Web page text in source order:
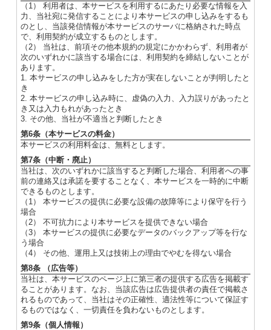
（1） 利用者は、本サービスを利用するにあたり必要な情報を入
力、当社宛に発信することにより本サービスの申し込みをするも
のとし、当該発信情報が本サービスのサーバに格納された時点
で、利用契約が成立するものとします。
（2） 当社は、前項その他本規約の規定にかかわらず、利用者が
次のいずれかに該当する場合には、利用契約を締結しないことが
あります。
1. 本サービスの申し込みをした方が実在しないことが判明したと
き
2. 本サービスの申し込み時に、虚偽の入力、入力誤りがあったと
き又は入力もれがあったとき
3. その他、当社が不適当と判断したとき
第6条（本サービスの料金）
本サービスの利用料金は、無料とします。
第7条（中断・廃止）
当社は、次のいずれかに該当すると判断した場合、利用者への事
前の連絡又は承諾を要することなく、本サービスを一時的に中断
できるものとします。
（1） 本サービスの提供に必要な設備の故障等により保守を行う
場合
（2） 不可抗力により本サービスを提供できない場合
（3） 本サービスの提供に必要なデータのバックアップ等を行な
う場合
（4） その他、運用上又は技術上の理由でやむを得ない場合
第8条 （広告等）
当社は、本サービスのページ上に第三者の提供する広告を掲載す
ることがあります。なお、当該広告は広告提供者の責任で掲載さ
れるものであって、当社はその正確性、適法性等について保証す
るものではなく、一切責任を負わないものとします。
第9条（個人情報）